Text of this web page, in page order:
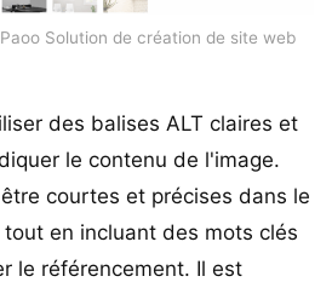
Solution de création de site web
des balises ALT claires et
le contenu de l'image.
courtes et précises dans le
en incluant des mots clés
le référencement. Il est